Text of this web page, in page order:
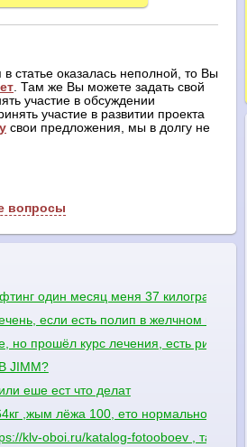
оказалась неполной, то Вы
. Там же Вы можете задать свой
участие в обсуждении
участие в развитии проекта
свои предложения, мы в долгу не
вопросы
присоединить в машине
один месяц меня 37 килограм это
если есть полип в желчном пузыре?
но прошёл курс лечения, есть риск
JIMM?
еше ест что делат
,жым лёжа 100, ето нормально,???)
klv-oboi.ru/katalog-fotooboev , там